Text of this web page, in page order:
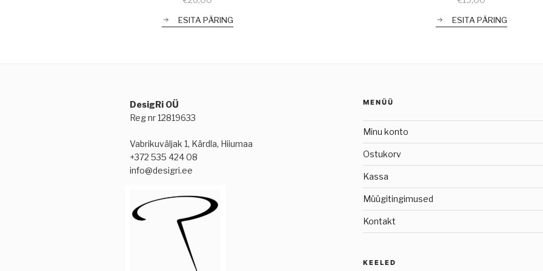
ESITA PÄRING ESITA PÄRING
DesigRi OÜ
Reg nr 12819633
Vabrikuväljak 1, Kärdla, Hiiumaa
+372 535 424 08
info@desigri.ee
MENÜÜ
Minu konto
Ostukorv
Kassa
Müügitingimused
Kontakt
KEELED